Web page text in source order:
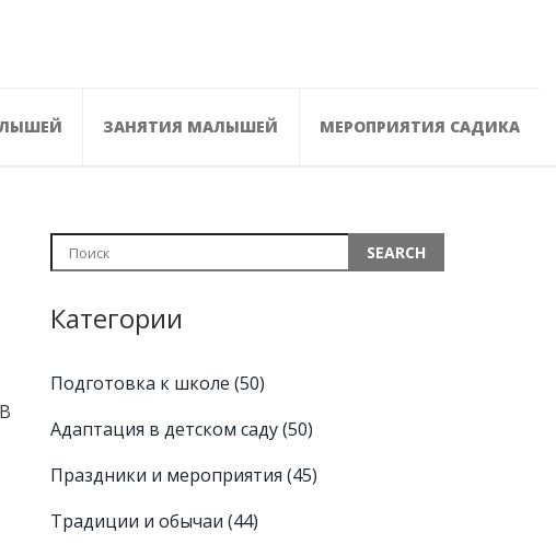
ЗАНЯТИЯ МАЛЫШЕЙ МЕРОПРИЯТИЯ САДИКА
Категории
Подготовка к школе (50)
Адаптация в детском саду(50)
Праздники и мероприятия (45)
Традиции и обычаи (44)